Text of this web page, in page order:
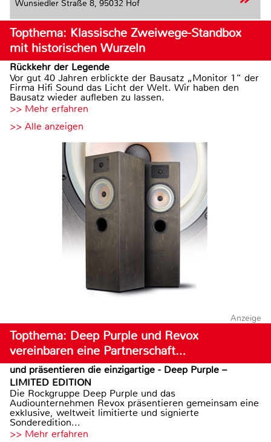
Wunsiedler Straße 8, 95032 Hof
Topthema: Klassische Zweiwege-Standbox
mit historischen Wurzeln
Rückkehr der Legende
Vor gut 40 Jahren erblickte der Bausatz „Monitor 1“ der
Firma Hifi Sound das Licht der Welt. Wir haben den
Bausatz wieder aufleben zu lassen.
>> Mehr erfahren
>> Alle anzeigen
Anzeige
Topthema: Deep Purple und Revox
vereinbaren eine Partnerschaft…
und präsentieren die einzigartige - Deep Purple –
LIMITED EDITION
Die Rockgruppe Deep Purple und das
Audiounternehmen Revox präsentieren gemeinsam eine
exklusive, weltweit limitierte und signierte
Sonderedition...
>> Mehr erfahren